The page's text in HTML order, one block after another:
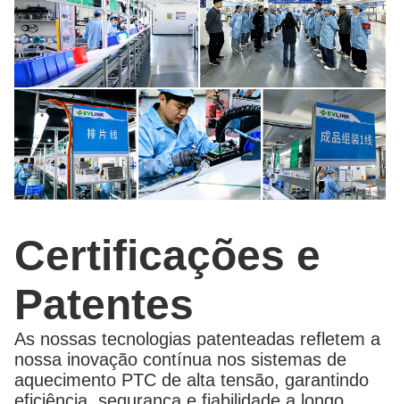
Certificações e
Patentes
As nossas tecnologias patenteadas refletem a
nossa inovação contínua nos sistemas de
aquecimento PTC de alta tensão, garantindo